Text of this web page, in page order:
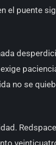
el puente
no se